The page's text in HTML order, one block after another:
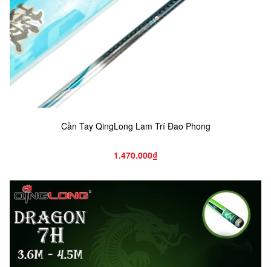
Cần Tay QingLong Lam Trí Đao Phong
1.470.000₫